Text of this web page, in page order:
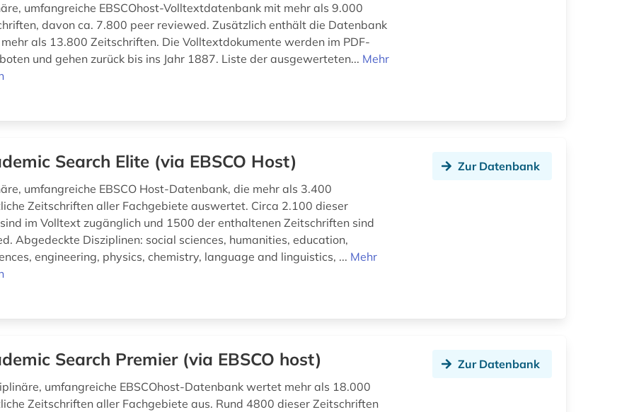
umfangreiche EBSCOhost-Volltextdatenbank mit mehr als 9.000
davon ca. 7.800 peer reviewed. Zusätzlich enthält die Datenbank
als 13.800 Zeitschriften. Die Volltextdokumente werden im PDF-
und gehen zurück bis ins Jahr 1887. Liste der ausgewerteten... Mehr
Search Elite (via EBSCO Host)
umfangreiche EBSCO Host-Datenbank, die mehr als 3.400
Zeitschriften aller Fachgebiete auswertet. Circa 2.100 dieser
im Volltext zugänglich und 1500 der enthaltenen Zeitschriften sind
Abgedeckte Disziplinen: social sciences, humanities, education,
engineering, physics, chemistry, language and linguistics, ... Mehr
Zur Datenbank
Search Premier (via EBSCO host)
umfangreiche EBSCOhost-Datenbank wertet mehr als 18.000
Zeitschriften aller Fachgebiete aus. Rund 4800 dieser Zeitschriften
Zur Datenbank